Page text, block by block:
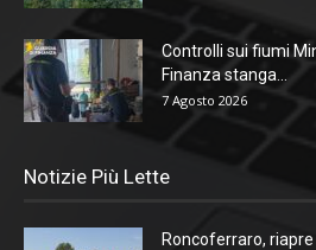
Controlli sui fiumi
Finanza stanga...
7 Agosto 2026
Notizie Più Lette
Roncoferraro,